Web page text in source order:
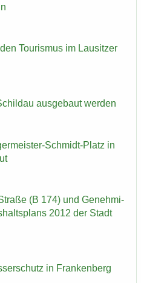
Tou­ris­mus im Lau­sit­zer
aus­ge­baut wer­den
​Schmidt-Platz in
(B 174) und Ge­neh­mi­
2012 der Stadt
in Fran­ken­berg